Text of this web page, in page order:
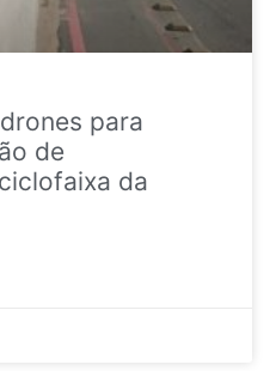
para
de
da